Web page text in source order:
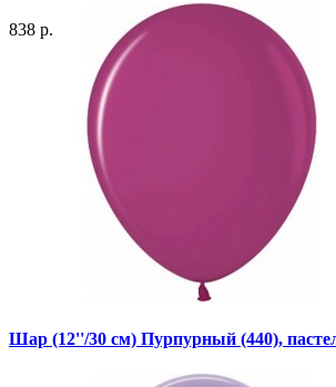
838 р.
Шар (12''/30 см) Пурпурный (440),